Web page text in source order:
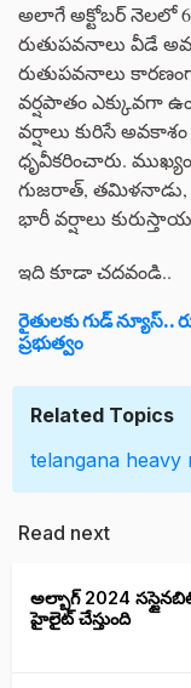
అలాగే అక్టోబర్‌ నెలలో
రుతుపవనాలు వీడే
రుతుపవనాలు
వర్షపాతం ఎక్కువగా
వర్షాలు కురిసే
ధృవీకరించారు.
గుజరాత్, తమిళనాడు,
భారీ వర్షాలు
ఇది కూడా చదవండి..
రైతులకు గుడ్
ప్రభుత్వం
Related Topics
telangana heavy
Read next
అల్బాగ్ 2024
హైలైట్ చేస్తుంది